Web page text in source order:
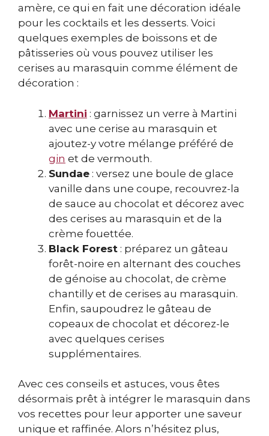
amère, ce qui en fait une décoration idéale
pour les cocktails et les desserts. Voici
quelques exemples de boissons et de
pâtisseries où vous pouvez utiliser les
cerises au marasquin comme élément de
décoration :
Martini : garnissez un verre à Martini
avec une cerise au marasquin et
ajoutez-y votre mélange préféré de
gin et de vermouth.
Sundae : versez une boule de glace
vanille dans une coupe, recouvrez-la
de sauce au chocolat et décorez avec
des cerises au marasquin et de la
crème fouettée.
Black Forest : préparez un gâteau
forêt-noire en alternant des couches
de génoise au chocolat, de crème
chantilly et de cerises au marasquin.
Enfin, saupoudrez le gâteau de
copeaux de chocolat et décorez-le
avec quelques cerises
supplémentaires.
Avec ces conseils et astuces, vous êtes
désormais prêt à intégrer le marasquin dans
vos recettes pour leur apporter une saveur
unique et raffinée. Alors n’hésitez plus,